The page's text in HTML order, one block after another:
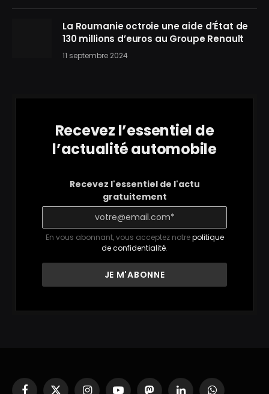
La Roumanie octroie une aide d’État de
130 millions d’euros au Groupe Renault
11 septembre 2024
Recevez l’essentiel de
l’actualité automobile
Recevez l'essentiel de l'actu
gratuitement
En vous abonnant, vous acceptez notrepolitique
de confidentialité.